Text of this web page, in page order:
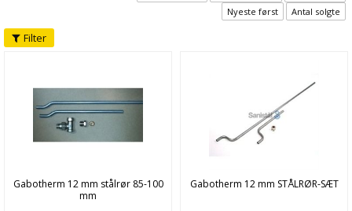
Nyeste først
Antal solgte
Filter
Gabotherm 12 mm stålrør 85-100
mm
Gabotherm 12 mm STÅLRØR-SÆT